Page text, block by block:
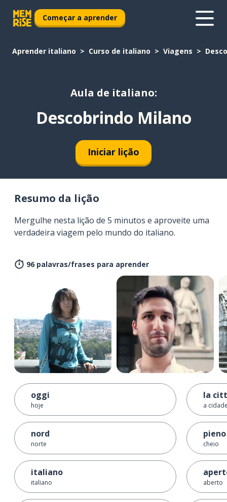
Começar a aprender
Aprender italiano Curso de italiano Viagens
Aula de italiano:
Descobrindo Milano
Iniciar lição
Resumo da lição
Mergulhe nesta lição de 5 minutos e aproveite uma
verdadeira viagem pelo mundo do italiano.
96 palavras/frases para aprender
oggi
hoje
nord
norte
italiano
italiano
la
a
pieno
cheio
aberto